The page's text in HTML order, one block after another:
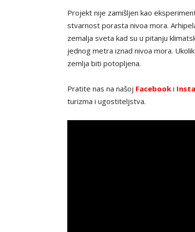
Projekt nije zamišljen kao
stvarnost porasta nivoa mora.
zemalja sveta kad su u pitanju
jednog metra iznad nivoa mora.
zemlja biti potopljena.
Pratite nas na našoj Facebook i
turizma i ugostiteljstva.